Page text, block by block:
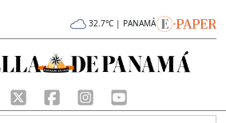
32.7°C | PANAMÁ